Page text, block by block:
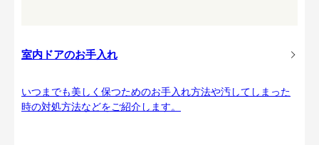
室内ドアのお手入れ
いつまでも美しく保つためのお手入れ方法や汚してしまった
時の対処方法などをご紹介します。